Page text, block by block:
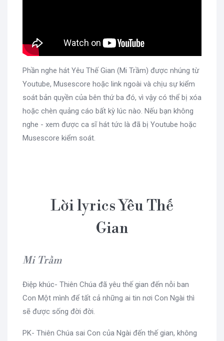
Phần nghe hát Yêu Thế Gian (Mi Trầm) được nhúng từ
Youtube, Musescore hoặc link ngoài và chịu sự kiểm
soát bản quyền của bên thứ ba đó, vì vậy có thể bị xóa
hoặc chèn quảng cáo bất kỳ lúc nào. Nếu bạn không
nghe - xem được ca sĩ hát tức là đã bị Youtube hoặc
Musescore kiểm soát.
Lời lyrics Yêu Thế
Gian
Mi Trầm
Điệp khúc- Thiên Chúa đã yêu thế gian đến nỗi ban
Con Một mình để tất cả những ai tin nơi Con Ngài thì
sẽ được sống đời đời.
PK- Thiên Chúa sai Con của Ngài đến thế gian, không